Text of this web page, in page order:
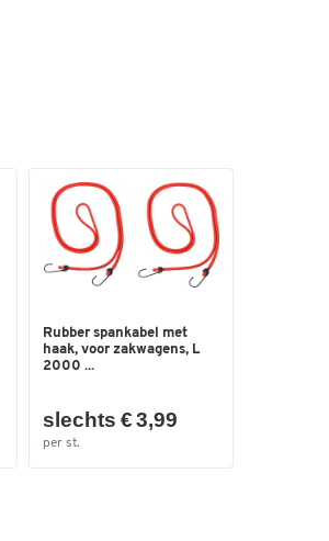
Rubber spankabel met
haak, voor zakwagens, L
2000 ...
slechts € 3,99
per st.